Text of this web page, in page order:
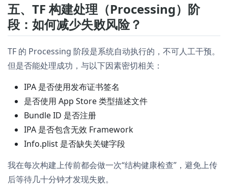
五、TF 构建处理（Processing）阶
段：如何减少失败风险？
TF 的 Processing 阶段是系统自动执行的，不可人工干预。
但是否能处理成功，与以下因素密切相关：
IPA 是否使用发布证书签名
是否使用 App Store 类型描述文件
Bundle ID 是否注册
IPA 是否包含无效 Framework
Info.plist 是否缺失关键字段
我在每次构建上传前都会做一次“结构健康检查”，避免上传
后等待几十分钟才发现失败。